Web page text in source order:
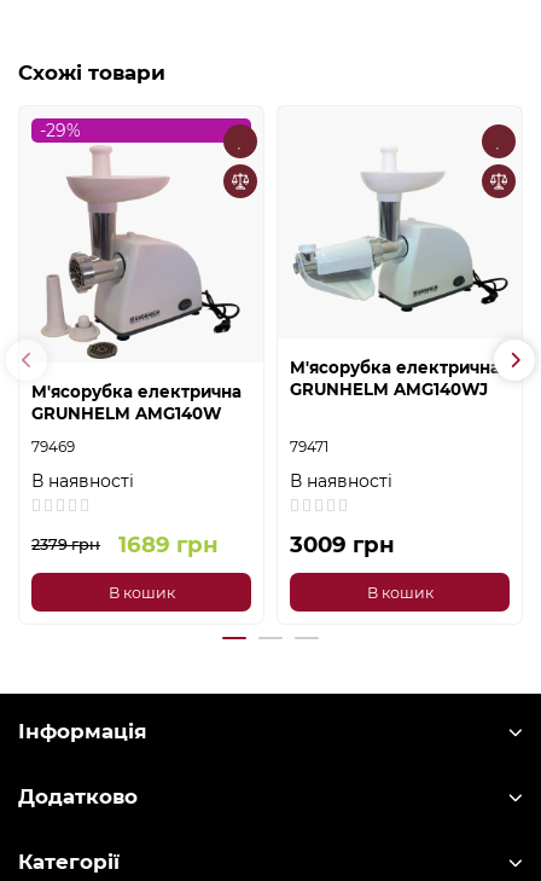
Схожі товари
-29%
М'ясорубка електрична
GRUNHELM AMG140W
79469
В наявності
2379 грн 1689 грн
В кошик
М'ясорубка електрична
GRUNHELM AMG140WJ
79471
В наявності
3009 грн
В кошик
Інформація
Додатково
Категорії